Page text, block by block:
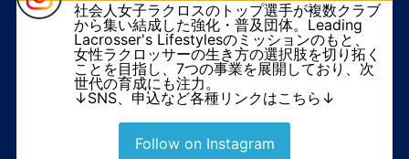
社会人女子ラクロスのトップ選手が複数クラブ
から集い結成した強化・普及団体。Leading
Lacrosser's Lifestylesのミッションのもと、
女性ラクロッサーの生き方の選択肢を切り拓く
ことを目指し、7つの事業を展開しており、次
世代の育成にも注力。
↓SNS、申込など各種リンクはこちら↓
Follow on Instagram